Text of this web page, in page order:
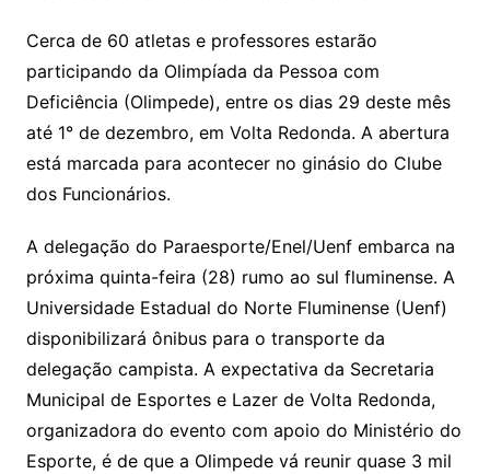
Cerca de 60 atletas e professores estarão
participando da Olimpíada da Pessoa com
Deficiência (Olimpede), entre os dias 29 deste mês
até 1° de dezembro, em Volta Redonda. A abertura
está marcada para acontecer no ginásio do Clube
dos Funcionários.
A delegação do Paraesporte/Enel/Uenf embarca na
próxima quinta-feira (28) rumo ao sul fluminense. A
Universidade Estadual do Norte Fluminense (Uenf)
disponibilizará ônibus para o transporte da
delegação campista. A expectativa da Secretaria
Municipal de Esportes e Lazer de Volta Redonda,
organizadora do evento com apoio do Ministério do
Esporte, é de que a Olimpede vá reunir quase 3 mil